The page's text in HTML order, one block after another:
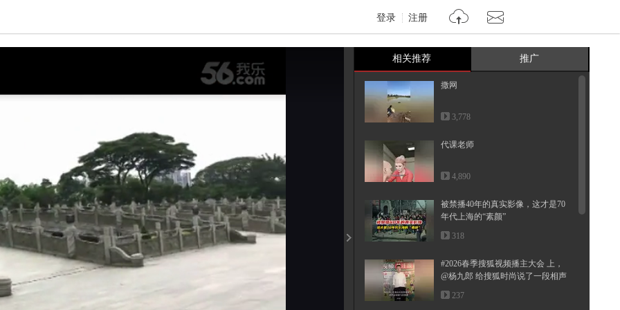
登录 注册
标准
相关推荐 推广
撒网
3,778
代课老师
4,890
被禁播40年的真实影像，这才是70
年代上海的“素颜”
318
#2026春季搜狐视频播主大会 上，
@杨九郎 给搜狐时尚说了一段相声
~...
237